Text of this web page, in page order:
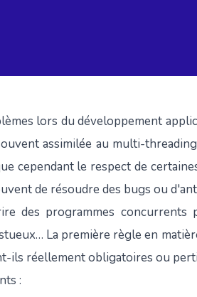
lors du développement
assimilée au multi-
cependant le respect de
de résoudre des bugs ou
des programmes
La première règle en
ils réellement obligatoires ou
: